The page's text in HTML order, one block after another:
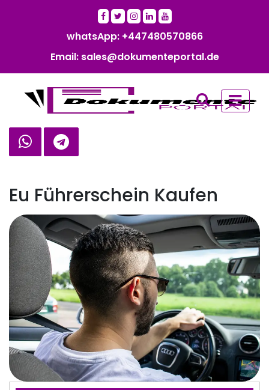
whatsApp: +447480570866‬‬
Email: sales@dokumenteportal.de
Eu Führerschein Kaufen